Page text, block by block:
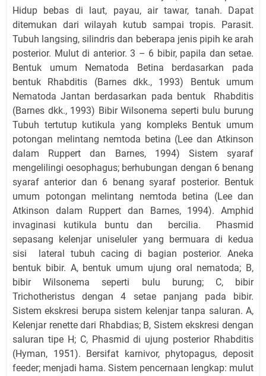
Hidup bebas di laut, payau, air tawar, tanah. Dapat
ditemukan dari wilayah kutub sampai tropis. Parasit.
Tubuh langsing, silindris dan beberapa jenis pipih ke arah
posterior. Mulut di anterior. 3 – 6 bibir, papila dan setae.
Bentuk umum Nematoda Betina berdasarkan pada
bentuk Rhabditis (Barnes dkk., 1993) Bentuk umum
Nematoda Jantan berdasarkan pada bentuk Rhabditis
(Barnes dkk., 1993) Bibir Wilsonema seperti bulu burung
Tubuh tertutup kutikula yang kompleks Bentuk umum
potongan melintang nemtoda betina (Lee dan Atkinson
dalam Ruppert dan Barnes, 1994) Sistem syaraf
mengelilingi oesophagus; berhubungan dengan 6 benang
syaraf anterior dan 6 benang syaraf posterior. Bentuk
umum potongan melintang nemtoda betina (Lee dan
Atkinson dalam Ruppert dan Barnes, 1994). Amphid
invaginasi kutikula buntu dan bercilia. Phasmid
sepasang kelenjar uniseluler yang bermuara di kedua
sisi lateral tubuh cacing di bagian posterior. Aneka
bentuk bibir. A, bentuk umum ujung oral nematoda; B,
bibir Wilsonema seperti bulu burung; C, bibir
Trichotheristus dengan 4 setae panjang pada bibir.
Sistem ekskresi berupa sistem kelenjar tanpa saluran. A,
Kelenjar renette dari Rhabdias; B, Sistem ekskresi dengan
saluran tipe H; C, Phasmid di ujung posterior Rhabditis
(Hyman, 1951). Bersifat karnivor, phytopagus, deposit
feeder; menjadi hama. Sistem pencernaan lengkap: mulut